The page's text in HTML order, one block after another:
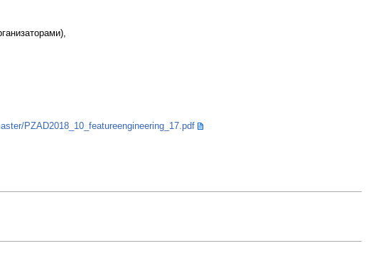
PZAD2018_10_featureengineering_17.pdf